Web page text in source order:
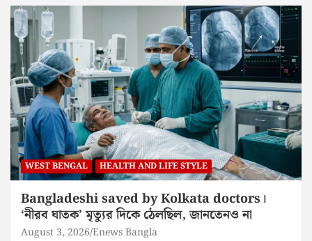
WEST BENGAL HEALTH AND LIFE STYLE
Bangladeshi saved by Kolkata doctors।
‘নীরব ঘাতক’ মৃত্যুর দিকে ঠেলছিল, জানতেনও না
August 3, 2026 Enews Bangla